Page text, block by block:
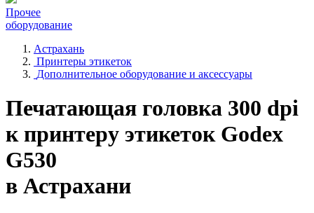
Прочее
оборудование
Астрахань
Принтеры этикеток
Дополнительное оборудование и аксессуары
Печатающая головка 300 dpi
к принтеру этикеток Godex
G530
в Астрахани